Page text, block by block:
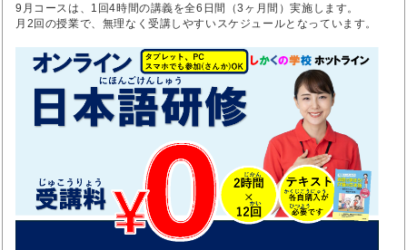
9月コースは、1回4時間の講義を全6日間（3ヶ月間）実施します。
月2回の授業で、無理なく受講しやすいスケジュールとなっています。